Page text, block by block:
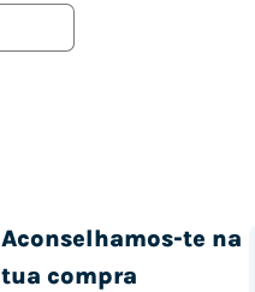
Aconselhamos-te na
tua compra